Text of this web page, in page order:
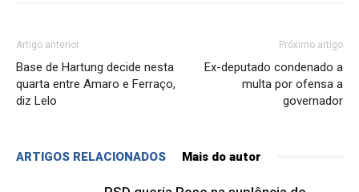
Artigo anterior
Base de Hartung decide nesta
quarta entre Amaro e Ferraço,
diz Lelo
Próximo artigo
Ex-deputado condenado a
multa por ofensa a
governador
ARTIGOS RELACIONADOS Mais do autor